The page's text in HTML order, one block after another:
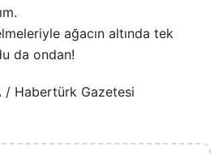
ağacın altında tek
da ondan!
/ Habertürk Gazetesi